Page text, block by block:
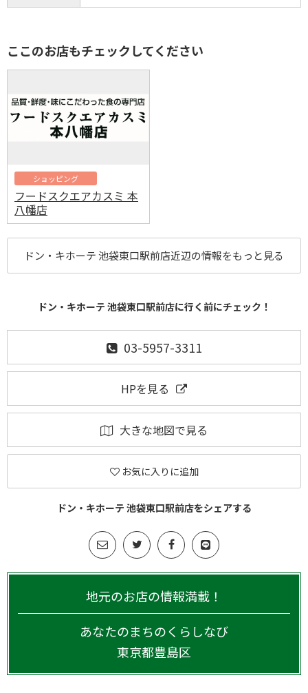
ここのお店もチェックしてください
ショッピング
フードスクエアカスミ 本
八幡店
ドン・キホーテ 池袋東口駅前店近辺の情報をもっと見る
ドン・キホーテ 池袋東口駅前店に行く前にチェック！
03-5957-3311
HPを見る
大きな地図で見る
お気に入りに追加
ドン・キホーテ 池袋東口駅前店をシェアする
地元のお店の情報満載！
あなたのまちのくらしなび
東京都豊島区